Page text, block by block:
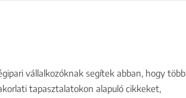
vállalkozóknak segítek abban, hogy több
tapasztalatokon alapuló cikkeket,